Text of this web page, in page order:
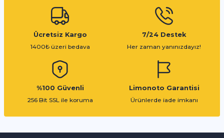
Ücretsiz Kargo
1400₺ üzeri bedava
7/24 Destek
Her zaman yanınızdayız!
%100 Güvenli
256 Bit SSL ile koruma
Limonoto Garantisi
Ürünlerde iade imkanı